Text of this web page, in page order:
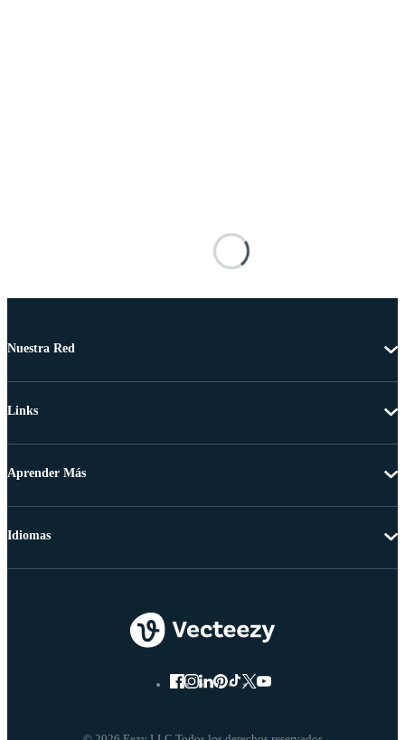
Nuestra Red
Links
Aprender Más
Idiomas